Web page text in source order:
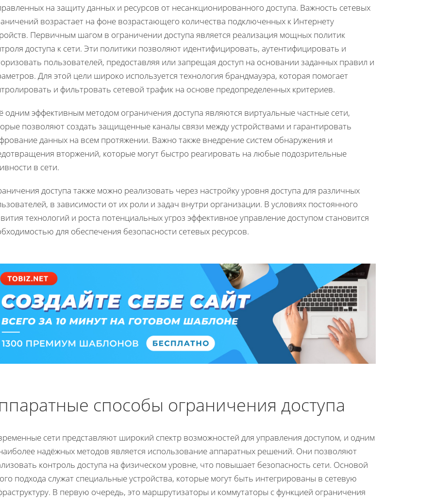
на защиту данных и ресурсов от несанкционированного доступа. Важность сетевых
возрастает на фоне возрастающего количества подключенных к Интернету
Первичным шагом в ограничении доступа является реализация мощных политик
доступа к сети. Эти политики позволяют идентифицировать, аутентифицировать и
пользователей, предоставляя или запрещая доступ на основании заданных правил и
Для этой цели широко используется технология брандмауэра, которая помогает
и фильтровать сетевой трафик на основе предопределенных критериев.
одним эффективным методом ограничения доступа являются виртуальные частные сети,
позволяют создать защищенные каналы связи между устройствами и гарантировать
данных на всем протяжении. Важно также внедрение систем обнаружения и
вторжений, которые могут быстро реагировать на любые подозрительные
в сети.
доступа также можно реализовать через настройку уровня доступа для различных
в зависимости от их роли и задач внутри организации. В условиях постоянного
технологий и роста потенциальных угроз эффективное управление доступом становится
для обеспечения безопасности сетевых ресурсов.
способы ограничения доступа
сети представляют широкий спектр возможностей для управления доступом, и одним
надёжных методов является использование аппаратных решений. Они позволяют
контроль доступа на физическом уровне, что повышает безопасность сети. Основой
подхода служат специальные устройства, которые могут быть интегрированы в сетевую
В первую очередь, это маршрутизаторы и коммутаторы с функцией ограничения